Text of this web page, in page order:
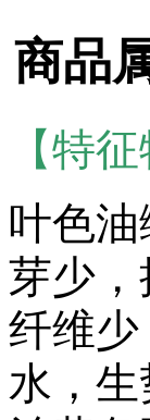
商品
【特
叶色
芽少
纤维
水，